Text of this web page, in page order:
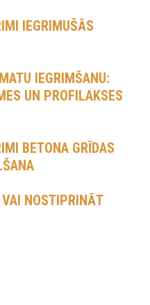
IEGRIMUŠĀS
IEGRIMŠANU:
UN PROFILAKSES
BETONA GRĪDAS
NOSTIPRINĀT